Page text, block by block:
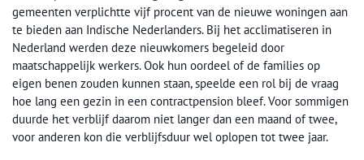
gemeenten verplichtte vijf procent van de nieuwe woningen aan
te bieden aan Indische Nederlanders. Bij het acclimatiseren in
Nederland werden deze nieuwkomers begeleid door
maatschappelijk werkers. Ook hun oordeel of de families op
eigen benen zouden kunnen staan, speelde een rol bij de vraag
hoe lang een gezin in een contractpension bleef. Voor sommigen
duurde het verblijf daarom niet langer dan een maand of twee,
voor anderen kon die verblijfsduur wel oplopen tot twee jaar.